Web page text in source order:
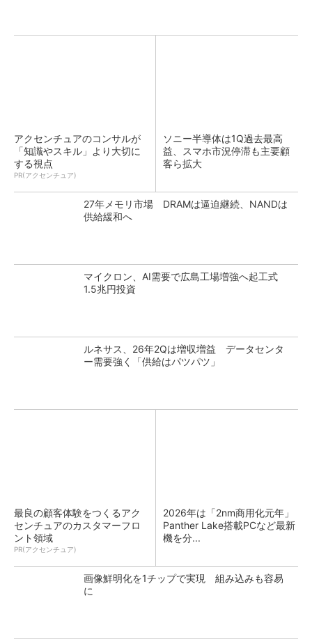
アクセンチュアのコンサルが
「知識やスキル」より大切に
する視点
PR(アクセンチュア)
ソニー半導体は1Q過去最高
益、スマホ市況停滞も主要顧
客ら拡大
27年メモリ市場 DRAMは逼迫継続、NANDは
供給緩和へ
マイクロン、AI需要で広島工場増強へ起工式
1.5兆円投資
ルネサス、26年2Qは増収増益 データセンタ
ー需要強く「供給はパツパツ」
最良の顧客体験をつくるアク
センチュアのカスタマーフロ
ント領域
PR(アクセンチュア)
2026年は「2nm商用化元年」
Panther Lake搭載PCなど最新
機を分...
画像鮮明化を1チップで実現 組み込みも容易
に